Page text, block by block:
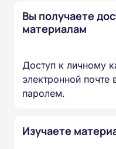
Вы получаете
материалам
Доступ к личному
электронной почте
паролем.
Изучаете